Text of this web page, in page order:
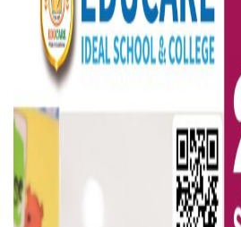
ভারতে ভয়াবহ সড়ক দুর্ঘটনা, নিহত ১৫